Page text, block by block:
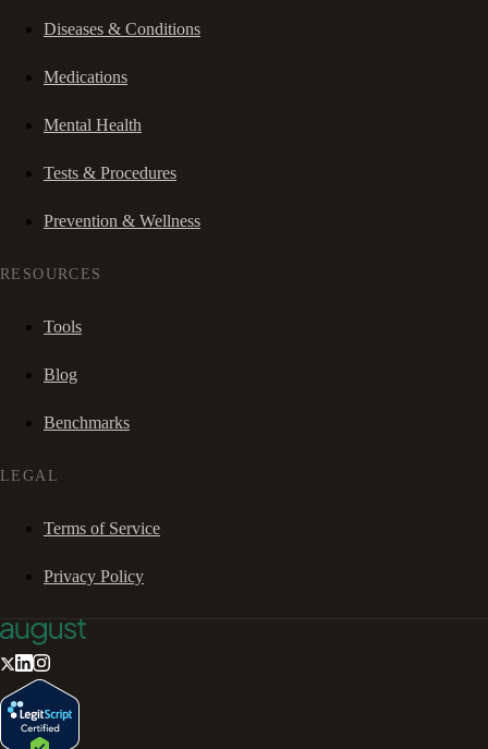
Diseases & Conditions
Medications
Mental Health
Tests & Procedures
Prevention & Wellness
RESOURCES
Tools
Blog
Benchmarks
LEGAL
Terms of Service
Privacy Policy